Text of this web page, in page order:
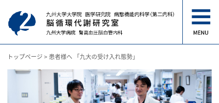
トップページ > 患者様へ 「九大の受け入れ態勢」